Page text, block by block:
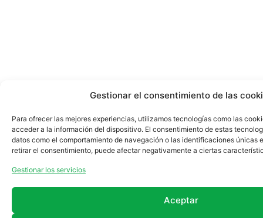
Gestionar el consentimiento de las
Para ofrecer las mejores experiencias, utilizamos tecnologías como las
acceder a la información del dispositivo. El consentimiento de estas
datos como el comportamiento de navegación o las identificaciones únicas
retirar el consentimiento, puede afectar negativamente a ciertas
Gestionar los servicios
Aceptar